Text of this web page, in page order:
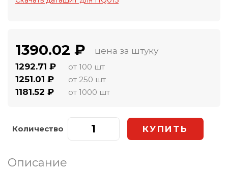
1390.02 ₽
цена за штуку
1292.71 ₽
от 100 шт
1251.01 ₽ от 250 шт
1181.52 ₽ от 1000 шт
Количество
Описание